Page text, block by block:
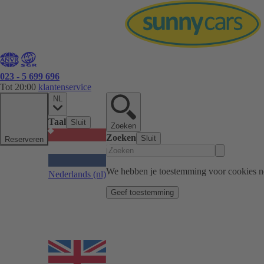
023 - 5 699 696
Tot 20:00 klantenservice
Reserveren
NL
Taal Sluit
Nederlands (nl)
Zoeken
Zoeken Sluit
We hebben je toestemming voor cookies
Geef toestemming